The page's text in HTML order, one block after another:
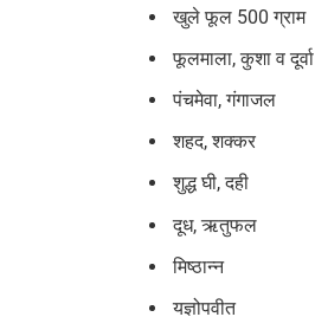
खुले फूल 500 ग्राम
फूलमाला, कुशा व दूर्वा
पंचमेवा, गंगाजल
शहद, शक्कर
शुद्ध घी, दही
दूध, ऋतुफल
मिष्ठान्न
यज्ञोपवीत